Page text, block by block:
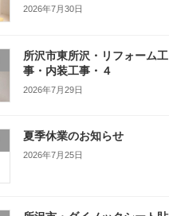
2026年7月30日
所沢市東所沢・リフォーム工
事・内装工事・４
2026年7月29日
夏季休業のお知らせ
2026年7月25日